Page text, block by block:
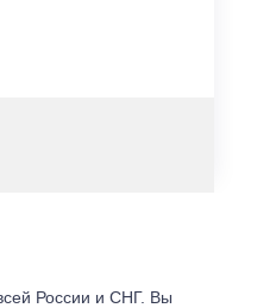
России и СНГ. Вы